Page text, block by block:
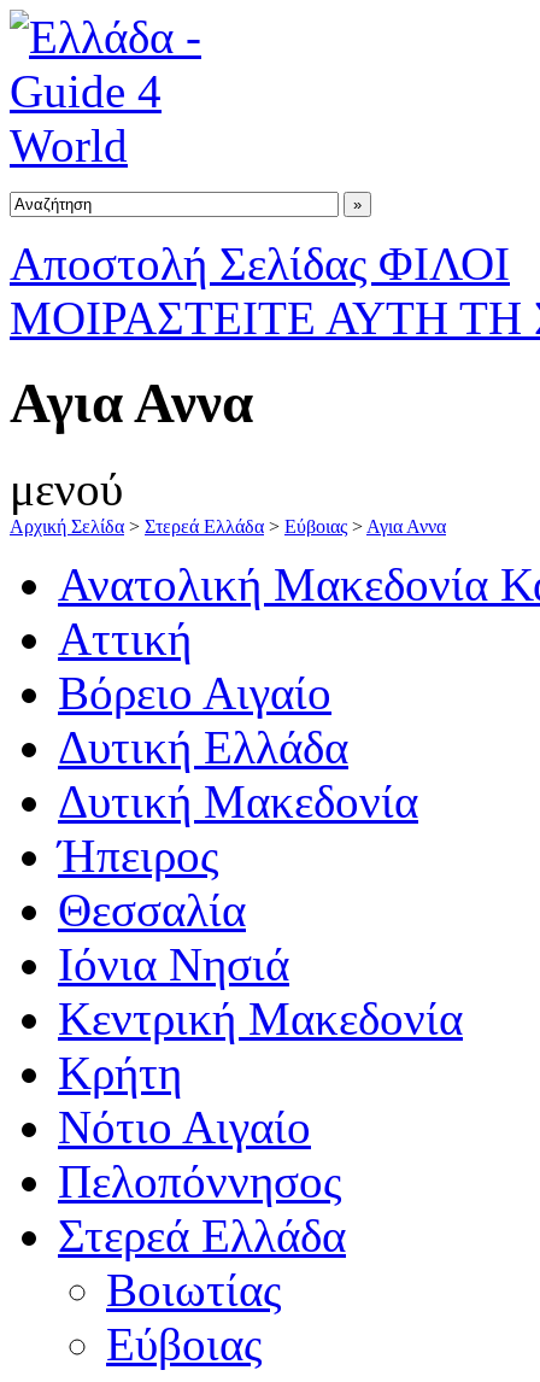
Αποστολή Σελίδας ΦΙΛΟΙ
ΜΟΙΡΑΣΤΕΙΤΕ ΑΥΤΗ ΤΗ
Αγια Αννα
μενού
Αρχική Σελίδα > Στερεά Ελλάδα > Εύβοιας > Αγια Αννα
Ανατολική Μακεδονία
Αττική
Βόρειο Αιγαίο
Δυτική Ελλάδα
Δυτική Μακεδονία
Ήπειρος
Θεσσαλία
Ιόνια Νησιά
Κεντρική Μακεδονία
Κρήτη
Νότιο Αιγαίο
Πελοπόννησος
Στερεά Ελλάδα
Βοιωτίας
Εύβοιας